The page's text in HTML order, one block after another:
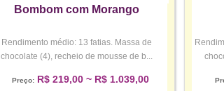
Bombom com Morango
Rendimento médio: 13 fatias. Massa de
chocolate (4), recheio de mousse de b...
Preço: R$ 219,00 ~ R$ 1.039,00